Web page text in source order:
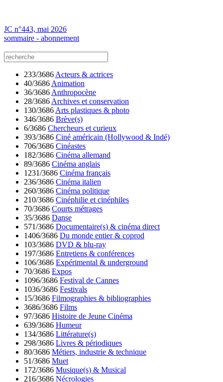
JC n°443, mai 2026
sommaire - abonnement
233/3686 Acteurs & actrices
40/3686 Animation
36/3686 Anthropocène
28/3686 Archives et conservation
130/3686 Arts plastiques & photo
346/3686 Brève(s)
6/3686 Chercheurs et curieux
393/3686 Ciné américain (Hollywood & Indé)
706/3686 Cinéastes
182/3686 Cinéma allemand
89/3686 Cinéma anglais
1231/3686 Cinéma français
236/3686 Cinéma italien
260/3686 Cinéma politique
210/3686 Cinéphilie et cinéphiles
70/3686 Courts métrages
35/3686 Danse
571/3686 Documentaire(s) & cinéma direct
1406/3686 Du monde entier & coprod
103/3686 DVD & blu-ray
197/3686 Entretiens & conférences
106/3686 Expérimental & underground
70/3686 Expos
1096/3686 Festival de Cannes
1036/3686 Festivals
15/3686 Filmographies & bibliographies
3686/3686 Films
97/3686 Histoire de Jeune Cinéma
639/3686 Humeur
134/3686 Littérature(s)
298/3686 Livres & périodiques
80/3686 Métiers, industrie & technique
51/3686 Muet
172/3686 Musique(s) & Musical
216/3686 Nécrologies